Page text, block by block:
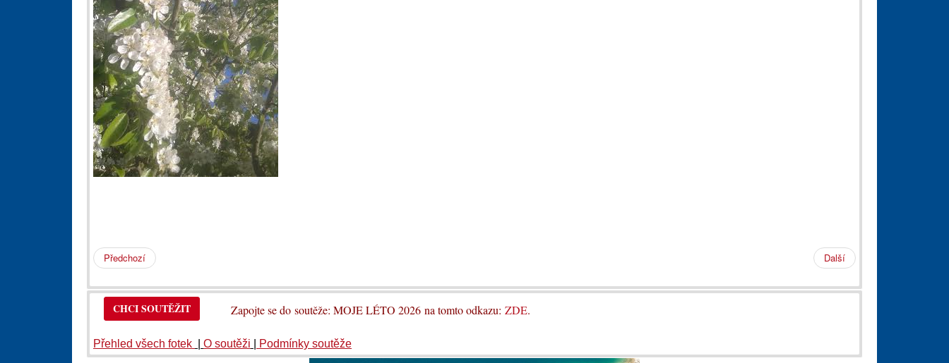
Předchozí Další
CHCI SOUTĚŽIT Zapojte se do soutěže: MOJE LÉTO 2026 na tomto odkazu: ZDE.
Přehled všech fotek O soutěži Podmínky soutěže